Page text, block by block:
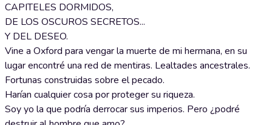
CAPITELES DORMIDOS,
DE LOS OSCUROS SECRETOS...
Y DEL DESEO.
Vine a Oxford para vengar la muerte de mi hermana, en su
lugar encontré una red de mentiras. Lealtades ancestrales.
Fortunas construidas sobre el pecado.
Harían cualquier cosa por proteger su riqueza.
Soy yo la que podría derrocar sus imperios. Pero ¿podré